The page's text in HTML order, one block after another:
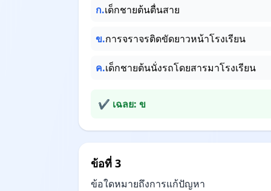
ก.เด็กชายต้นตื่นสาย
ข.การจราจรติดขัดยาวหน้าโรงเรียน
ค.เด็กชายต้นนั่งรถโดยสารมาโรงเรียน
✔ เฉลย: ข
ข้อที่ 3
ข้อใดหมายถึงการแก้ปัญหา